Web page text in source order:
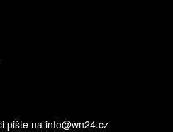
pište na info@wn24.cz